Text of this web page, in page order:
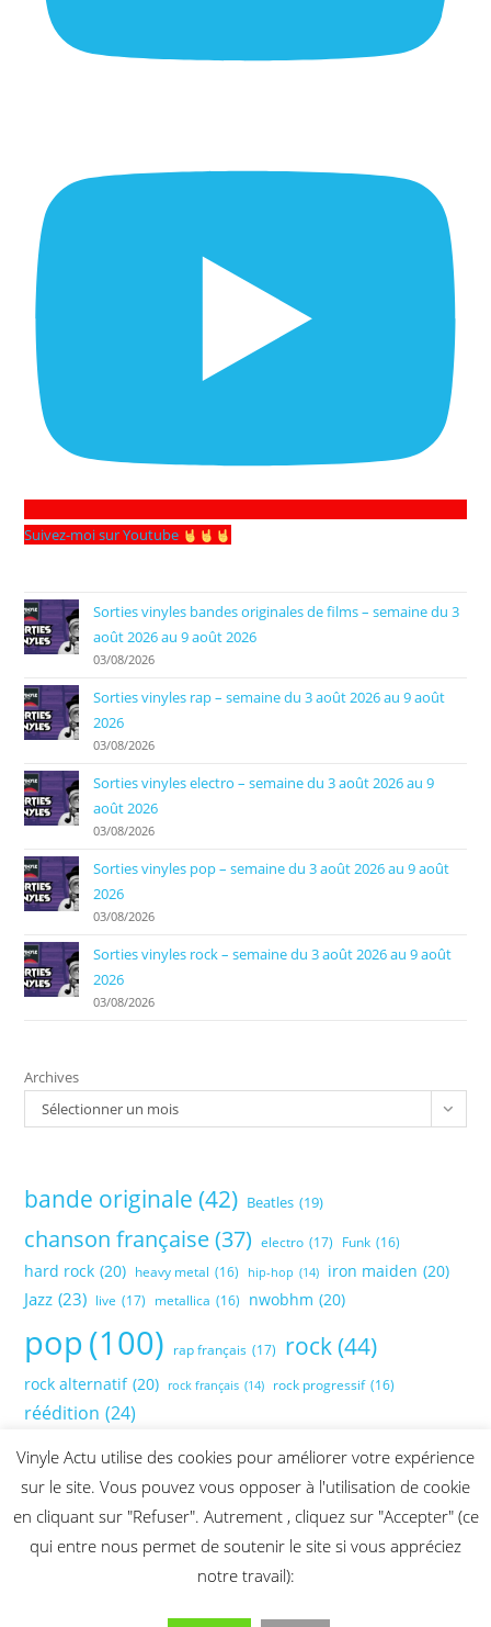
Suivez-moi sur Youtube
Sorties vinyles bandes originales de films – semaine du 3
août 2026 au 9 août 2026
03/08/2026
Sorties vinyles rap – semaine du 3 août 2026 au 9 août
2026
03/08/2026
Sorties vinyles electro – semaine du 3 août 2026 au 9
août 2026
03/08/2026
Sorties vinyles pop – semaine du 3 août 2026 au 9 août
2026
03/08/2026
Sorties vinyles rock – semaine du 3 août 2026 au 9 août
2026
03/08/2026
Archives
Sélectionner un mois
bande originale (42) Beatles (19)
chanson française (37) electro (17) Funk (16)
hard rock (20) heavy metal (16) hip-hop (14) iron maiden (20)
Jazz (23) live (17) metallica (16) nwobhm (20)
pop(100) rap français (17) rock(44)
rock alternatif (20) rock français (14) rock progressif (16)
réédition (24)
Vinyle Actu utilise des cookies pour améliorer votre expérience
sur le site. Vous pouvez vous opposer à l'utilisation de cookie
en cliquant sur "Refuser". Autrement , cliquez sur "Accepter" (ce
qui entre nous permet de soutenir le site si vous appréciez
notre travail):